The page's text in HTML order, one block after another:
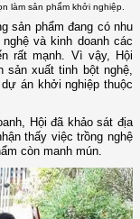
làm sản phẩm khởi nghiệp.
sản phẩm đang có nhu
và kinh doanh các
rất mạnh. Vì vậy, Hội
sản xuất tinh bột nghệ,
án khởi nghiệp thuộc
Hội đã khảo sát địa
thấy việc trồng nghệ
còn manh mún.